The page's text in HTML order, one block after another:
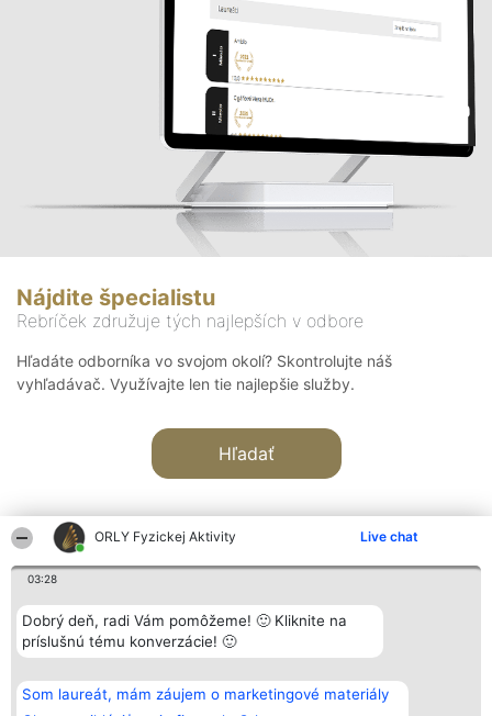
ORLY Fyzickej Aktivity Live chat
03:28
Dobrý deň, radi Vám pomôžeme! 🙂 Kliknite na
príslušnú tému konverzácie! 🙂
Som laureát, mám záujem o marketingové materiály
Nájdite špecialistu
Rebríček združuje tých najlepších v odbore
Hľadáte odborníka vo svojom okolí? Skontrolujte náš
vyhľadávač. Využívajte len tie najlepšie služby.
Hľadať
Organizátor hodnotenia
Bright Side Solutions sp. z o.
o. sp. k.
Wrocław 50-079
KRS 0000749100 | Regon
381313360 | NIP 8943132676
Hodnotenie
Laureáti
Lista
Laureatów
Podmienky
Obchodné
Kontakt
Kontakt